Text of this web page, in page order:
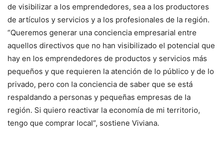
de visibilizar a los emprendedores, sea a los productores
de artículos y servicios y a los profesionales de la región.
“Queremos generar una conciencia empresarial entre
aquellos directivos que no han visibilizado el potencial que
hay en los emprendedores de productos y servicios más
pequeños y que requieren la atención de lo público y de lo
privado, pero con la conciencia de saber que se está
respaldando a personas y pequeñas empresas de la
región. Si quiero reactivar la economía de mi territorio,
tengo que comprar local”, sostiene Viviana.